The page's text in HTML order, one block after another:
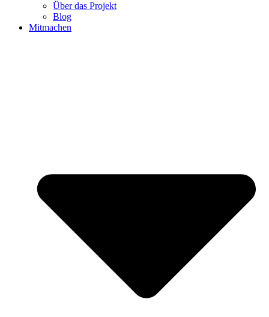
Über das Projekt
Blog
Mitmachen